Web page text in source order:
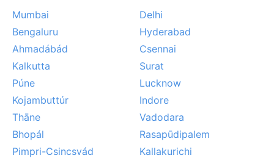
Mumbai
Delhi
Bengaluru
Hyderabad
Ahmadábád
Csennai
Kalkutta
Surat
Púne
Lucknow
Kojambuttúr
Indore
Thāne
Vadodara
Bhopál
Rasapūdipalem
Pimpri-Csincsvád
Kallakurichi